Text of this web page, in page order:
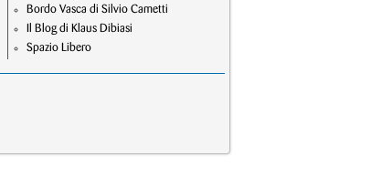
Bordo Vasca di Silvio Cametti
Il Blog di Klaus Dibiasi
Spazio Libero